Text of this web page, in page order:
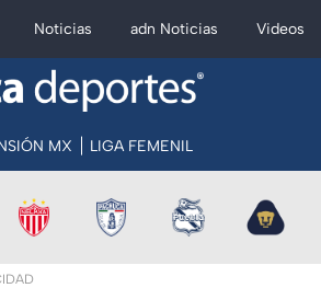
Noticias adn Noticias Videos
MX LIGA FEMENIL